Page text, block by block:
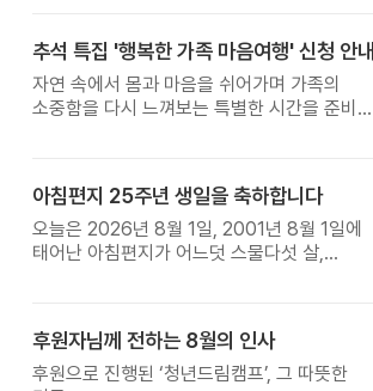
추석 특집 '행복한 가족 마음여행' 신청 안내
자연 속에서 몸과 마음을 쉬어가며 가족의
소중함을 다시 느껴보는 특별한 시간을 준비해
아침편지 25주년 생일을 축하합니다
오늘은 2026년 8월 1일, 2001년 8월 1일에
태어난 아침편지가 어느덧 스물다섯 살,
후원자님께 전하는 8월의 인사
후원으로 진행된 ‘청년드림캠프’, 그 따뜻한